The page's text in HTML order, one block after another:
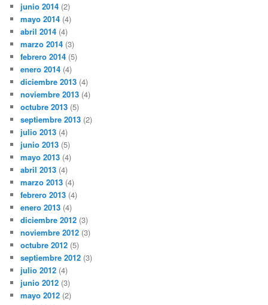
junio 2014 (2)
mayo 2014 (4)
abril 2014 (4)
marzo 2014 (3)
febrero 2014 (5)
enero 2014 (4)
diciembre 2013 (4)
noviembre 2013 (4)
octubre 2013 (5)
septiembre 2013 (2)
julio 2013 (4)
junio 2013 (5)
mayo 2013 (4)
abril 2013 (4)
marzo 2013 (4)
febrero 2013 (4)
enero 2013 (4)
diciembre 2012 (3)
noviembre 2012 (3)
octubre 2012 (5)
septiembre 2012 (3)
julio 2012 (4)
junio 2012 (3)
mayo 2012 (2)